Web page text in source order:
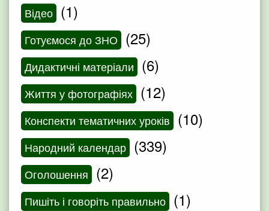
Відео (1)
Готуємося до ЗНО (25)
Дидактичні матеріали (6)
Життя у фотографіях (12)
Конспекти тематичних уроків (10)
Народний календар (339)
Оголошення (2)
Пишіть і говоріть правильно (1)